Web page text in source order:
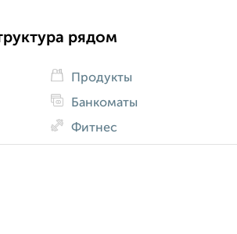
рядом
Продукты
Банкоматы
Фитнес